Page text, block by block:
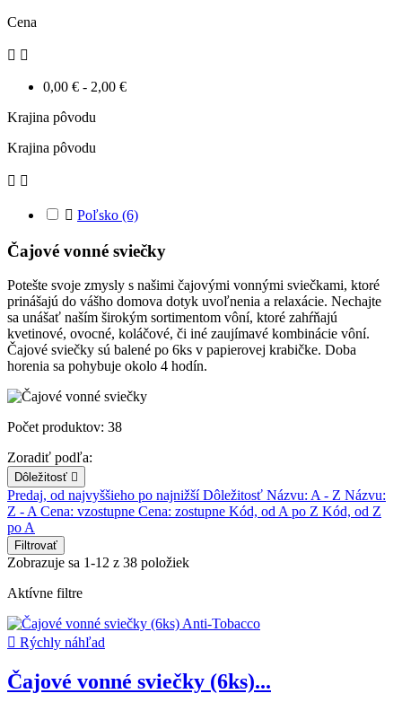
Cena
 
0,00 € - 2,00 €
Krajina pôvodu
Krajina pôvodu
 
 Poľsko (6)
Čajové vonné sviečky
Potešte svoje zmysly s našimi čajovými vonnými sviečkami, ktoré
prinášajú do vášho domova dotyk uvoľnenia a relaxácie. Nechajte
sa unášať naším širokým sortimentom vôní, ktoré zahŕňajú
kvetinové, ovocné, koláčové, či iné zaujímavé kombinácie vôní.
Čajové sviečky sú balené po 6ks v papierovej krabičke. Doba
horenia sa pohybuje okolo 4 hodín.
Počet produktov: 38
Zoradiť podľa:
Dôležitosť 
Predaj, od najvyššieho po najnižšíDôležitosť Názvu: A - Z Názvu:
Z - ACena: vzostupne Cena: zostupne Kód, od A po Z Kód, od Z
po A
Filtrovať
Zobrazuje sa 1-12 z 38 položiek
Aktívne filtre
 Rýchly náhľad
Čajové vonné sviečky (6ks)...